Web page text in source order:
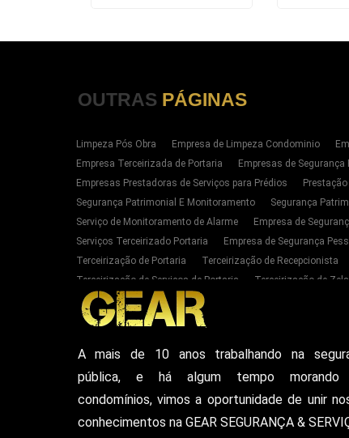
OUTRAS PÁGINAS
Limpeza Pós Obra Empresa de Limpeza Condominio
Empresa Terceirizada de Portaria
Empresas de Segurança
Empresas Prestadoras de Serviços para Prédios
Segurança Patrimonial E Monitoramento
Segurança
Serviço de Monitoramento de Alarme
Empresa de
Serviços Terceirizado Portaria
Empresa de Segurança
Terceirização de Portaria
Terceirização de Recepcionista
Terceirização de Serviços de Portaria
Terceirização de
Empresas de Portaria E Limpeza Sp Zona Oeste
Serviços Terceirizado Portaria em SP
Segurança
Empresa De Seguranca Particular
Empresa De Seguranca
Seguranca Particular Armada
Seguranca Pessoal Privada
Vigilante De Seguranca Pessoal Privada
Empresa De
A mais de 10 anos trabalhando na
pública, e há algum tempo morando
condomínios, vimos a oportunidade de unir
conhecimentos na GEAR SEGURANÇA &